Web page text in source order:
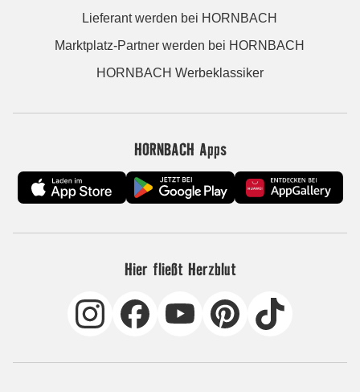
Lieferant werden bei HORNBACH
Marktplatz-Partner werden bei HORNBACH
HORNBACH Werbeklassiker
HORNBACH Apps
Hier fließt Herzblut